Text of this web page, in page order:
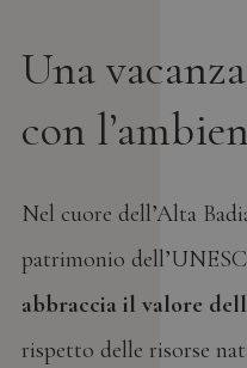
Una
con
Nel cuore dell’Alta
patrimonio
abbraccia il valore
rispetto delle risorse